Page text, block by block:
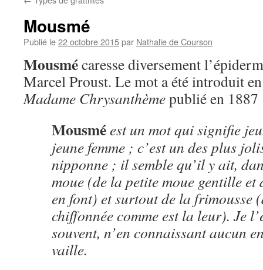
Mousmé
Publié le22 octobre 2015par Nathalie de Courson
Mousmécaresse diversement
Marcel Proust. Le mot a été introduit
Madame Chrysanthèmepublié en 1887
Mousméest un mot qui signifie
jeune femme ; c’est un des plus
nipponne ; il semble qu’il y ait,
moue (de la petite moue gentille et
en font) et surtout de la frimousse
chiffonnée comme est la leur). Je
souvent, n’en connaissant aucun
vaille.